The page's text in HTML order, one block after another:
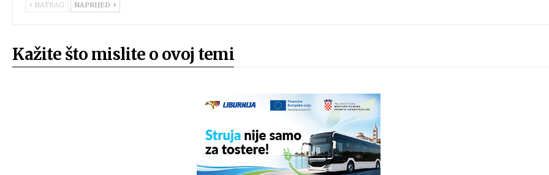
NATRAG NAPRIJED
Kažite što mislite o ovoj temi